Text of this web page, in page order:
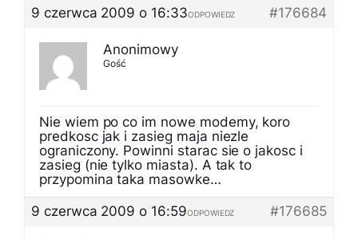
9 czerwca 2009 o 16:33
#176684
ODPOWIEDZ
Anonimowy
Gość
Nie wiem po co im nowe modemy, koro
predkosc jak i zasieg maja niezle
ograniczony. Powinni starac sie o jakosc i
zasieg (nie tylko miasta). A tak to
przypomina taka masowke…
9 czerwca 2009 o 16:59
#176685
ODPOWIEDZ